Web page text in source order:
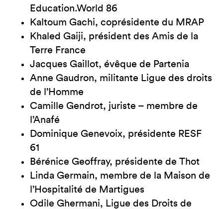
Education.World 86
Kaltoum Gachi, coprésidente du MRAP
Khaled Gaiji, président des Amis de la
Terre France
Jacques Gaillot, évêque de Partenia
Anne Gaudron, militante Ligue des droits
de l’Homme
Camille Gendrot, juriste – membre de
l’Anafé
Dominique Genevoix, présidente RESF
61
Bérénice Geoffray, présidente de Thot
Linda Germain, membre de la Maison de
l’Hospitalité de Martigues
Odile Ghermani, Ligue des Droits de